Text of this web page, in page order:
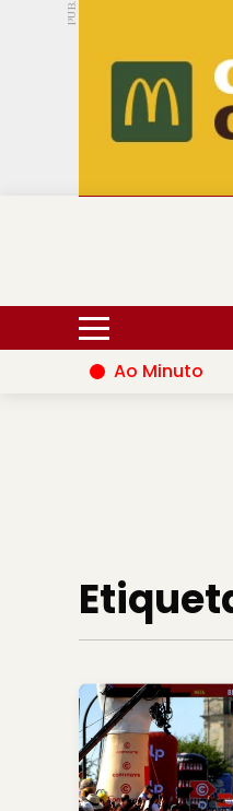
PUB.
Hoje 18ºC
Ao Minuto
do mundo da moda